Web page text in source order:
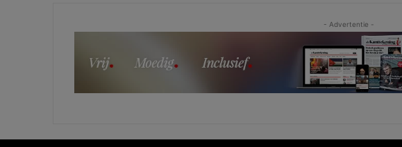
- Advertentie -